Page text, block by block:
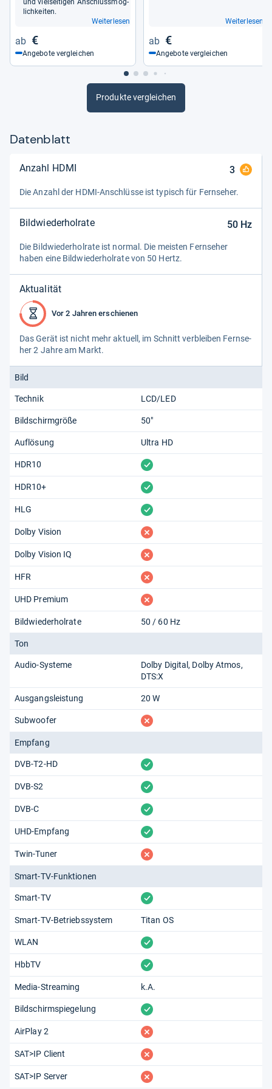
starkes Bild ist der Kuchen, Smart-TV und
Extras das Sahnehäubchen, der satte Klang
lich­kei­ten.
Weiterlesen
€
Angebote vergleichen
Weiterlesen
€
Angebote vergleichen
Produkte vergleichen
Datenblatt
Anzahl HDMI 3
Die Anzahl der HDMI-​Anschlüsse ist typisch für Fern­se­her.
Bildwiederholrate 50Hz
Die Bild­wie­der­hol­rate ist nor­mal. Die meis­ten Fern­se­her
haben eine Bild­wie­der­hol­rate von 50 Hertz.
Aktualität
Vor 2 Jahren erschienen
Das Gerät ist nicht mehr aktu­ell, im Schnitt ver­blei­ben Fern­se­
her 2 Jahre am Markt.
Bild
Technik LCD/LED
Bildschirmgröße 50"
Auflösung Ultra HD
HDR10 vorhanden
HDR10+ vorhanden
HLG vorhanden
Dolby Vision fehlt
Dolby Vision IQ fehlt
HFR fehlt
UHD Premium fehlt
Bildwiederholrate 50 / 60 Hz
Ton
Audio-Systeme Dolby Digital Dolby Atmos
DTS:X
Ausgangsleistung 20 W
Subwoofer fehlt
Empfang
DVB-T2-HD vorhanden
DVB-S2 vorhanden
DVB-C vorhanden
UHD-Empfang vorhanden
Twin-Tuner fehlt
Smart-TV-Funktionen
Smart-TV vorhanden
Smart-TV-Betriebssystem Titan OS
WLAN vorhanden
HbbTV vorhanden
Media-Streaming k.A.
Bildschirmspiegelung vorhanden
AirPlay 2 fehlt
SAT>IP Client fehlt
SAT>IP Server fehlt